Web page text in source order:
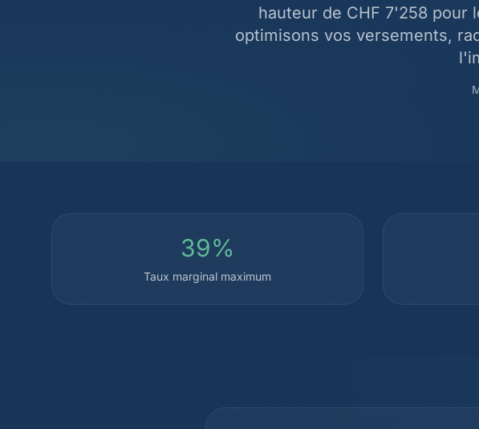
hauteur de CHF 7'258 pour
optimisons vos versements,
39%
Taux marginal maximum